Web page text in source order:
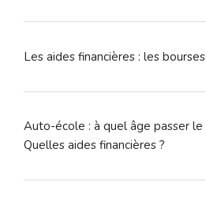
Les aides financières : les
Auto-école : à quel âge passer le
Quelles aides financières ?